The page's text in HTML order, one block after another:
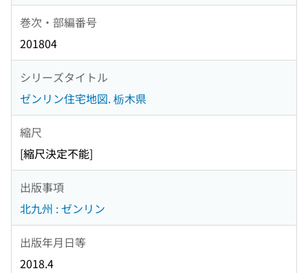
巻次・部編番号
201804
シリーズタイトル
ゼンリン住宅地図. 栃木県
縮尺
[縮尺決定不能]
出版事項
北九州 : ゼンリン
出版年月日等
2018.4